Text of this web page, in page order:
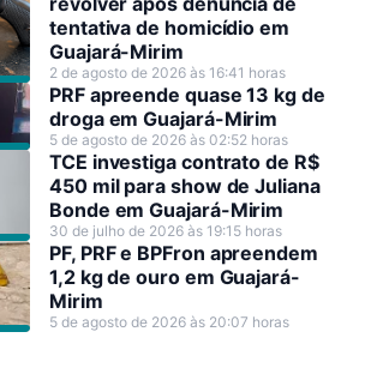
tentativa de homicídio em
Guajará-Mirim
2 de agosto de 2026 às 16:41 horas
PRF apreende quase 13 kg de
droga em Guajará-Mirim
5 de agosto de 2026 às 02:52 horas
TCE investiga contrato de R$
450 mil para show de Juliana
Bonde em Guajará-Mirim
30 de julho de 2026 às 19:15 horas
PF, PRF e BPFron apreendem
1,2 kg de ouro em Guajará-
Mirim
5 de agosto de 2026 às 20:07 horas